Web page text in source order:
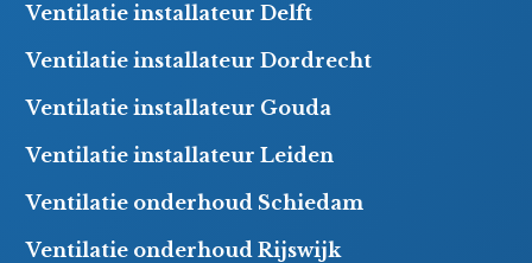
Ventilatie installateur Delft
Ventilatie installateur Dordrecht
Ventilatie installateur Gouda
Ventilatie installateur Leiden
Ventilatie onderhoud Schiedam
Ventilatie onderhoud Rijswijk